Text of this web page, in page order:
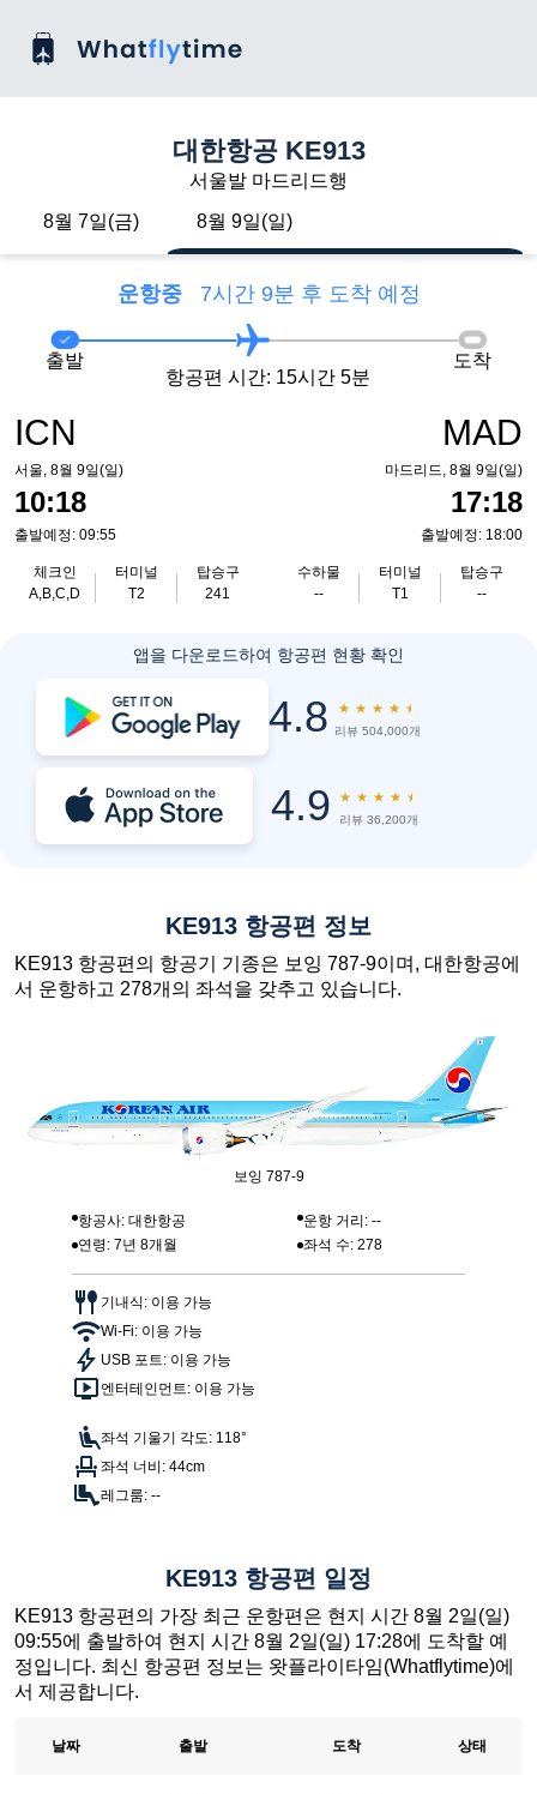
대한항공 KE913
서울발 마드리드행
8월 7일(금)
8월 9일(일)
운항중 7시간 9분 후 도착 예정
ICN
서울, 8월 9일(일)
10:18
출발예정: 09:55
체크인
A,B,C,D
터미널
T2
탑승구
241
출발
항공편 시간: 15시간 5분
도착
MAD
마드리드, 8월 9일(일)
17:18
출발예정: 18:00
수하물
--
터미널
T1
탑승구
--
앱을 다운로드하여 항공편 현황 확인
4.8 ★ ★ ★ ★ ★
리뷰 504,000개
4.9 ★ ★ ★ ★ ★
리뷰 36,200개
KE913 항공편 정보
KE913 항공편의 항공기 기종은 보잉 787-9이며, 대한항공에
서 운항하고 278개의 좌석을 갖추고 있습니다.
보잉 787-9
항공사: 대한항공
운항 거리: --
연령: 7년 8개월
좌석 수: 278
기내식: 이용 가능
Wi-Fi: 이용 가능
USB 포트: 이용 가능
엔터테인먼트: 이용 가능
좌석 기울기 각도: 118°
좌석 너비: 44cm
레그룸: --
KE913 항공편 일정
KE913 항공편의 가장 최근 운항편은 현지 시간 8월 2일(일)
09:55에 출발하여 현지 시간 8월 2일(일) 17:28에 도착할 예
정입니다. 최신 항공편 정보는 왓플라이타임(Whatflytime)에
서 제공합니다.
날짜 출발 도착 상태